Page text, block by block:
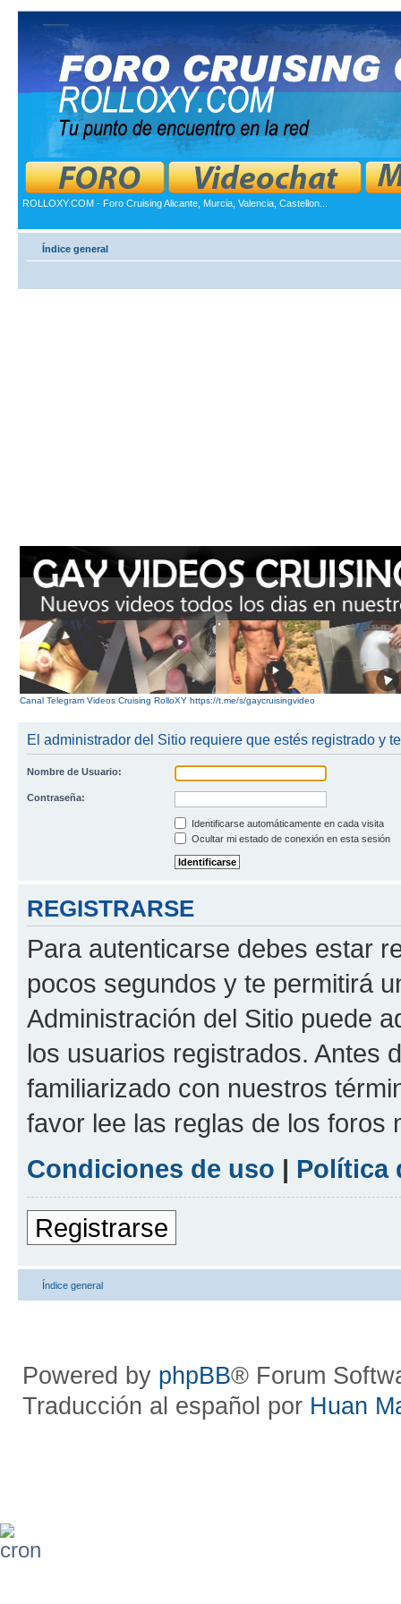
ROLLOXY.COM - Foro Cruising Alicante, Murcia, Valencia, Castellon...
Índice general
Canal Telegram Videos Cruising RolloXY https://t.me/s/gaycruisingvideo
El administrador del Sitio requiere que estés registrado y
Nombre de Usuario:
Contraseña:
Identificarse automáticamente en cada visita
Ocultar mi estado de conexión en esta sesión
REGISTRARSE
Para autenticarse debes estar
pocos segundos y te permitirá
Administración del Sitio puede
los usuarios registrados. Antes
familiarizado con nuestros
favor lee las reglas de los foros
Condiciones de uso | Política
Registrarse
Índice general
Powered by phpBB® Forum
Traducción al español por Huan